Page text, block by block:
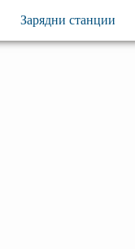
Зарядни станции